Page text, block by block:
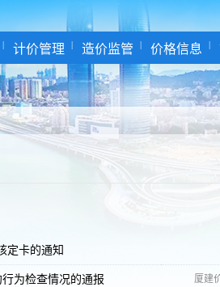
计价管理 造价监管 价格信息
定卡的通知
为检查情况的通报 厦建